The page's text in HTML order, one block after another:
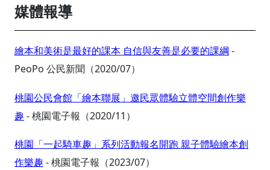
媒體報導
繪本和美術是最好的課本 自信與友善是必要的課綱 -
PeoPo 公民新聞 （2020/07）
桃園公民會館「繪本聯展」邀民眾體驗立體空間創作樂
趣 - 桃園電子報（2020/11）
桃園「一起騎車趣」系列活動報名開跑 親子體驗繪本創
作樂趣 -桃園電子報 （2023/07）